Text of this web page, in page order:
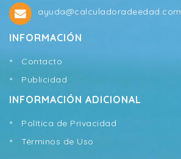
ayuda@calculadoradeedad.com
INFORMACIÓN
Contacto
Publicidad
INFORMACIÓN ADICIONAL
Política de Privacidad
Términos de Uso